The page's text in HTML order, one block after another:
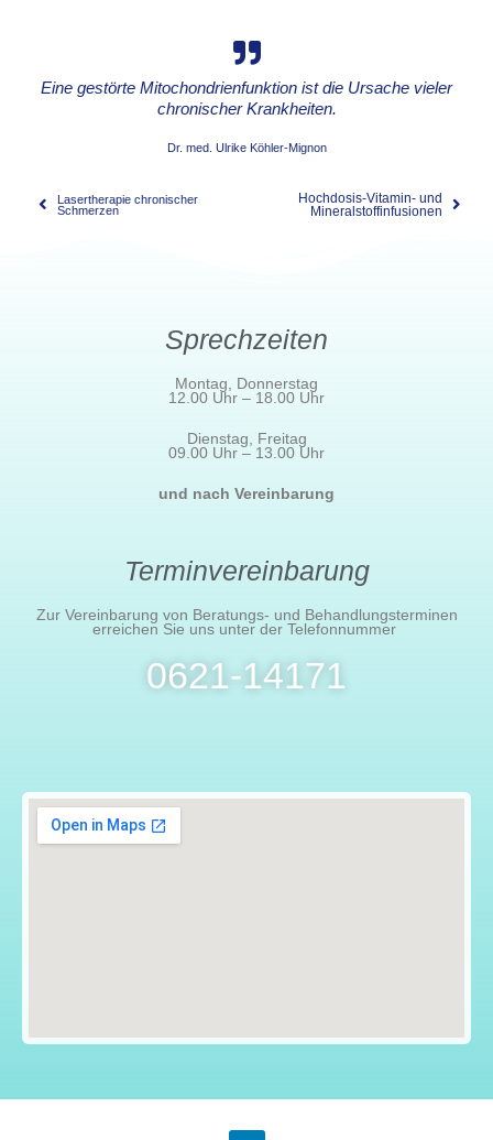
Eine gestörte Mitochondrienfunktion ist die Ursache vieler
chronischer Krankheiten.
Dr. med. Ulrike Köhler-Mignon
Lasertherapie chronischer
Schmerzen
Hochdosis-Vitamin- und
Mineralstoffinfusionen
Sprechzeiten
Montag, Donnerstag
12.00 Uhr – 18.00 Uhr
Dienstag, Freitag
09.00 Uhr – 13.00 Uhr
und nach Vereinbarung
Terminvereinbarung
Zur Vereinbarung von Beratungs- und Behandlungsterminen
erreichen Sie uns unter der Telefonnummer
0621-14171